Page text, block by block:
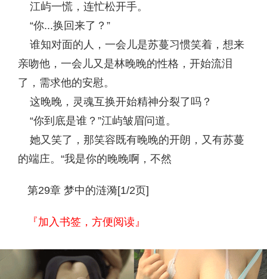
江屿一慌，连忙松开手。
“你...换回来了？”
谁知对面的人，一会儿是苏蔓习惯笑着，想来
亲吻他，一会儿又是林晚晚的性格，开始流泪
了，需求他的安慰。
这晚晚，灵魂互换开始精神分裂了吗？
“你到底是谁？”江屿皱眉问道。
她又笑了，那笑容既有晚晚的开朗，又有苏蔓
的端庄。“我是你的晚晚啊，不然
第29章 梦中的涟漪[1/2页]
『加入书签，方便阅读』